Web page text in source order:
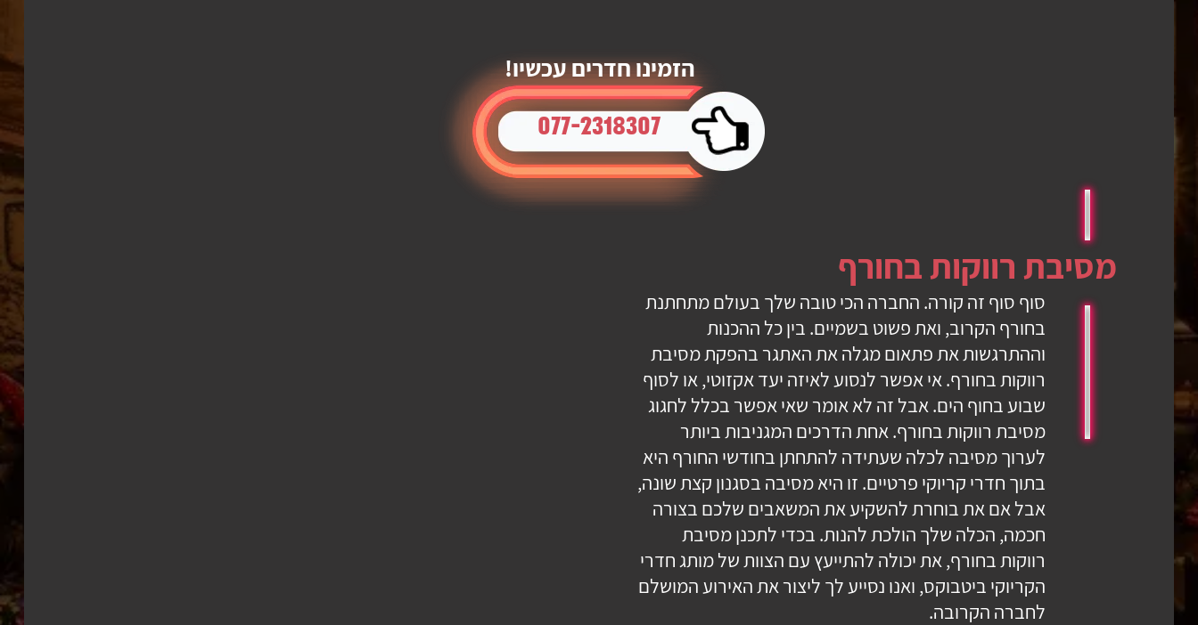
הזמינו חדרים עכשיו!
077-2318307
מסיבת רווקות בחורף
סוף סוף זה קורה. החברה הכי טובה שלך בעולם מתחתנת
בחורף הקרוב, ואת פשוט בשמיים. בין כל ההכנות
וההתרגשות את פתאום מגלה את האתגר בהפקת מסיבת
רווקות בחורף. אי אפשר לנסוע לאיזה יעד אקזוטי, או לסוף
שבוע בחוף הים. אבל זה לא אומר שאי אפשר בכלל לחגוג
מסיבת רווקות בחורף. אחת הדרכים המגניבות ביותר
לערוך מסיבה לכלה שעתידה להתחתן בחודשי החורף היא
בתוך חדרי קריוקי פרטיים. זו היא מסיבה בסגנון קצת שונה,
אבל אם את בוחרת להשקיע את המשאבים שלכם בצורה
חכמה, הכלה שלך הולכת להנות. בכדי לתכנן מסיבת
רווקות בחורף, את יכולה להתייעץ עם הצוות של מותג חדרי
הקריוקי ביטבוקס, ואנו נסייע לך ליצור את האירוע המושלם
לחברה הקרובה.